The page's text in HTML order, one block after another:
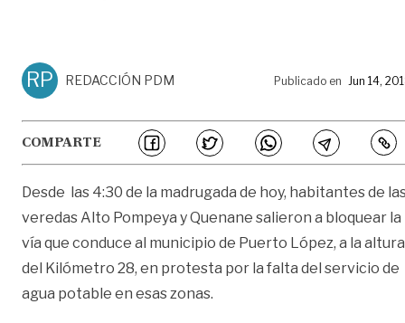
RP REDACCIÓN PDM Publicado en Jun 14,
COMPARTE
Desde las 4:30 de la madrugada de hoy, habitantes de
veredas Alto Pompeya y Quenane salieron a bloquear la
vía que conduce al municipio de Puerto López, a la altura
del Kilómetro 28, en protesta por la falta del servicio de
agua potable en esas zonas.